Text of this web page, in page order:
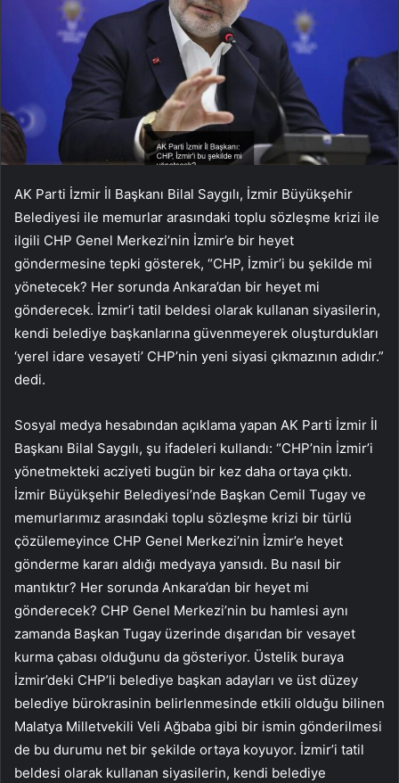
AK Parti İzmir İl Başkanı Bilal Saygılı, İzmir Büyükşehir
Belediyesi ile memurlar arasındaki toplu sözleşme krizi ile
ilgili CHP Genel Merkezi’nin İzmir’e bir heyet
göndermesine tepki gösterek, “CHP, İzmir’i bu şekilde mi
yönetecek? Her sorunda Ankara’dan bir heyet mi
gönderecek. İzmir’i tatil beldesi olarak kullanan siyasilerin,
kendi belediye başkanlarına güvenmeyerek oluşturdukları
‘yerel idare vesayeti’ CHP’nin yeni siyasi çıkmazının adıdır.”
dedi.
Sosyal medya hesabından açıklama yapan AK Parti İzmir İl
Başkanı Bilal Saygılı, şu ifadeleri kullandı: “CHP’nin İzmir’i
yönetmekteki acziyeti bugün bir kez daha ortaya çıktı.
İzmir Büyükşehir Belediyesi’nde Başkan Cemil Tugay ve
memurlarımız arasındaki toplu sözleşme krizi bir türlü
çözülemeyince CHP Genel Merkezi’nin İzmir’e heyet
gönderme kararı aldığı medyaya yansıdı. Bu nasıl bir
mantıktır? Her sorunda Ankara’dan bir heyet mi
gönderecek? CHP Genel Merkezi’nin bu hamlesi aynı
zamanda Başkan Tugay üzerinde dışarıdan bir vesayet
kurma çabası olduğunu da gösteriyor. Üstelik buraya
İzmir’deki CHP’li belediye başkan adayları ve üst düzey
belediye bürokrasinin belirlenmesinde etkili olduğu bilinen
Malatya Milletvekili Veli Ağbaba gibi bir ismin gönderilmesi
de bu durumu net bir şekilde ortaya koyuyor. İzmir’i tatil
beldesi olarak kullanan siyasilerin, kendi belediye